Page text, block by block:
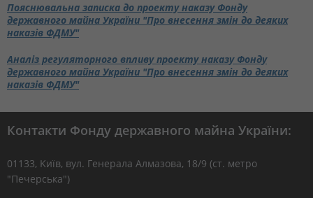
Пояснювальна записка до проекту наказу Фонду
державного майна України "Про внесення змін до деяких
наказів ФДМУ"
Аналіз регуляторного впливу проекту наказу Фонду
державного майна України "Про внесення змін до деяких
наказів ФДМУ"
Контакти Фонду державного майна України:
01133, Kиїв, вул. Генерала Алмазова, 18/9 (ст. метро
"Печерська")